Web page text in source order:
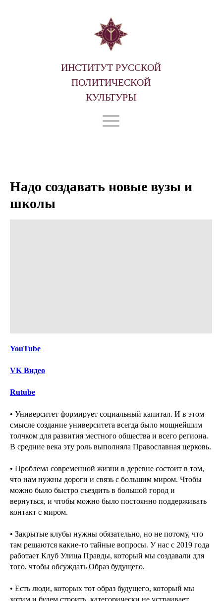
ИНСТИТУТ РУССКОЙ
ПОЛИТИЧЕСКОЙ
КУЛЬТУРЫ
Надо создавать новые вузы и
школы
YouTube
VK Видео
Rutube
• Университет формирует социальный капитал. И в этом
смысле создание университета всегда было мощнейшим
толчком для развития местного общества и всего региона.
В средние века эту роль выполняла Православная церковь.
• Проблема современной жизни в деревне состоит в том,
что нам нужны дороги и связь с большим миром. Чтобы
можно было быстро съездить в большой город и
вернуться, и чтобы можно было постоянно поддерживать
контакт с миром.
• Закрытые клубы нужны обязательно, но не потому, что
там решаются какие-то тайные вопросы. У нас с 2019 года
работает Клуб Улица Правды, который мы создавали для
того, чтобы обсуждать Образ будущего.
• Есть люди, которых тот образ будущего, который мы
хотим и будем строить, категорически не устраивает.